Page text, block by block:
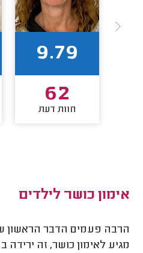
9.79
62
חוות דעת
אימון כושר לילדים
הרבה פעמים הדבר הראשון
מגיע לאימון כושר, זה